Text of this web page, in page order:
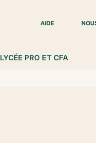
AIDE
LYCÉE PRO ET CFA